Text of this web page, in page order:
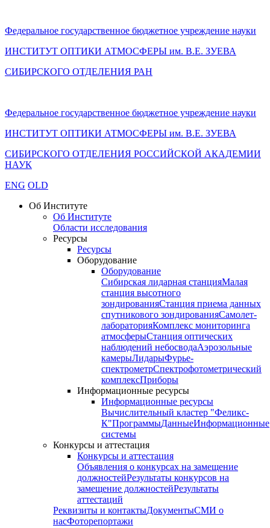
Федеральное государственное бюджетное учреждение науки
ИНСТИТУТ ОПТИКИ АТМОСФЕРЫ им. В.Е. ЗУЕВА
СИБИРСКОГО ОТДЕЛЕНИЯ РАН
Федеральное государственное бюджетное учреждение науки
ИНСТИТУТ ОПТИКИ АТМОСФЕРЫ им. В.Е. ЗУЕВА
СИБИРСКОГО ОТДЕЛЕНИЯ РОССИЙСКОЙ АКАДЕМИИ
НАУК
ENG OLD
Об Институте
Об Институте
Области исследования
Ресурсы
Ресурсы
Оборудование
Оборудование
Сибирская лидарная станцияМалая
станция высотного
зондированияСтанция приема данных
спутникового зондированияСамолет-
лабораторияКомплекс мониторинга
атмосферыСтанция оптических
наблюдений небосводаАэрозольные
камерыЛидарыФурье-
спектрометрСпектрофотометрический
комплексПриборы
Информационные ресурсы
Информационные ресурсы
Вычислительный кластер "Феликс-
К"ПрограммыДанныеИнформационные
системы
Конкурсы и аттестация
Конкурсы и аттестация
Объявления о конкурсах на замещение
должностейРезультаты конкурсов на
замещение должностейРезультаты
аттестаций
Реквизиты и контактыДокументыСМИ о
насФоторепортажи